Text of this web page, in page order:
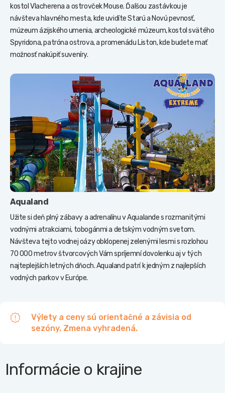
kostol Vlacherena a ostrovček Mouse. Ďalšou zastávkou je
návšteva hlavného mesta, kde uvidíte Starú a Novú pevnosť,
múzeum ázijského umenia, archeologické múzeum, kostol svätého
Spyridona, patróna ostrova, a promenádu Liston, kde budete mať
možnosť nakúpiť suveníry.
Aqualand
Užite si deň plný zábavy a adrenalínu v Aqualande s rozmanitými
vodnými atrakciami, tobogánmi a detským vodným svetom.
Návšteva tejto vodnej oázy obklopenej zelenými lesmi s rozlohou
70 000 metrov štvorcových Vám spríjemní dovolenku aj v tých
najteplejších letných dňoch. Aqualand patrí k jedným z najlepších
vodných parkov v Európe.
Výlety a ceny sú orientačné a závisia od
sezóny. Zmena vyhradená.
Informácie o krajine